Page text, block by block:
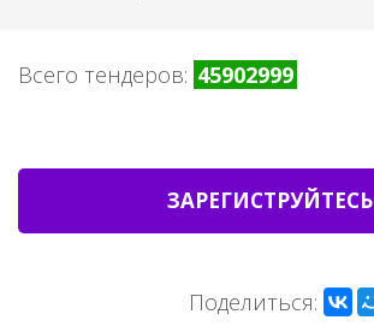
Всего тендеров: 45902999
ЗАРЕГИСТРУЙТЕСЬ
Поделиться: